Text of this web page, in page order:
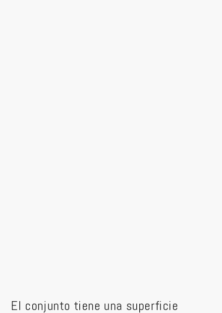
El conjunto tiene una superficie